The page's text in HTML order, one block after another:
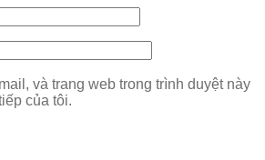
và trang web trong trình duyệt này
của tôi.